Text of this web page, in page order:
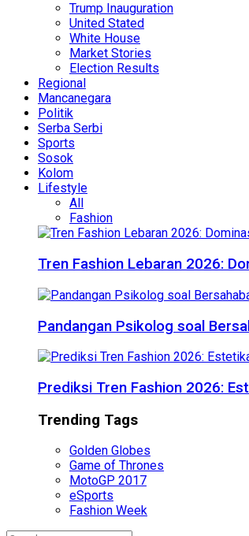
Trump Inauguration
United Stated
White House
Market Stories
Election Results
Regional
Mancanegara
Politik
Serba Serbi
Sports
Sosok
Kolom
Lifestyle
All
Fashion
Tren Fashion Lebaran 2026:
Pandangan Psikolog soal
Prediksi Tren Fashion 2026:
Trending Tags
Golden Globes
Game of Thrones
MotoGP 2017
eSports
Fashion Week